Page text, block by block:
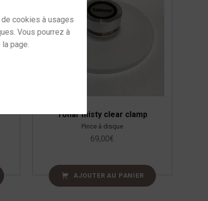
Tonar misty clear clamp
Pince à disque
69,00€
AJOUTER AU PANIER